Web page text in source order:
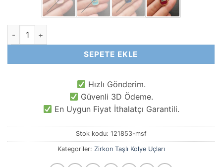
Piramit Göz Mineli Kolye Ucu adet
SEPETE EKLE
Hızlı Gönderim.
Güvenli 3D Ödeme.
En Uygun Fiyat İthalatçı Garantili.
Stok kodu: 121853-msf
Kategoriler: Zirkon Taşlı Kolye Uçları